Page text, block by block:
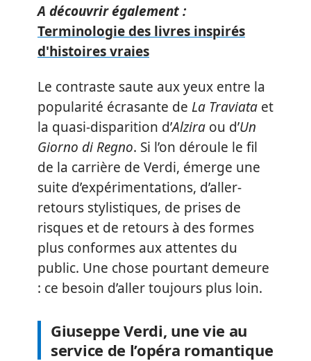
A découvrir également :
Terminologie des livres inspirés
d'histoires vraies
Le contraste saute aux yeux entre la
popularité écrasante de La Traviata et
la quasi-disparition d’Alzira ou d’Un
Giorno di Regno. Si l’on déroule le fil
de la carrière de Verdi, émerge une
suite d’expérimentations, d’aller-
retours stylistiques, de prises de
risques et de retours à des formes
plus conformes aux attentes du
public. Une chose pourtant demeure
: ce besoin d’aller toujours plus loin.
Giuseppe Verdi, une vie au
service de l’opéra romantique